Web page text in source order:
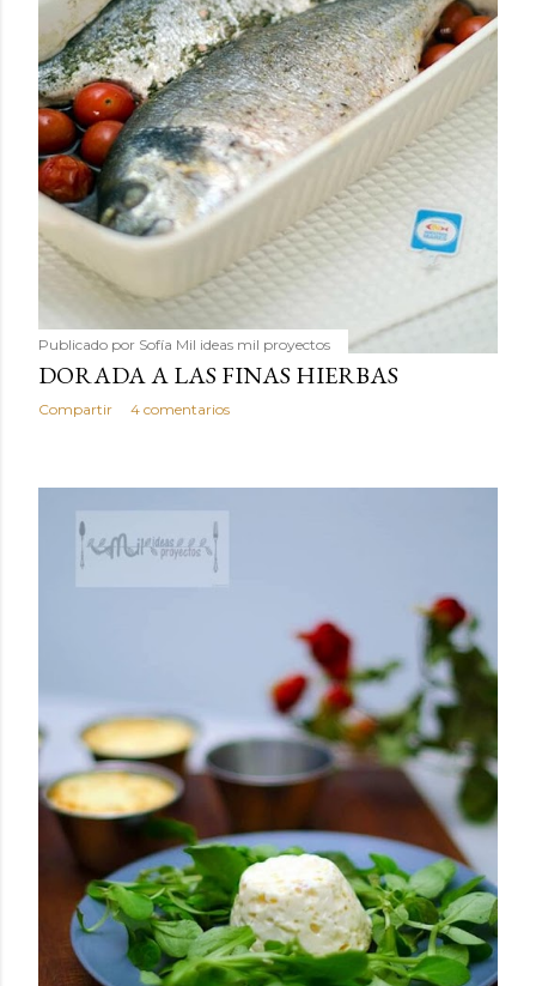
Publicado por Sofía Mil ideas mil proyectos
DORADA A LAS FINAS HIERBAS
Compartir 4 comentarios